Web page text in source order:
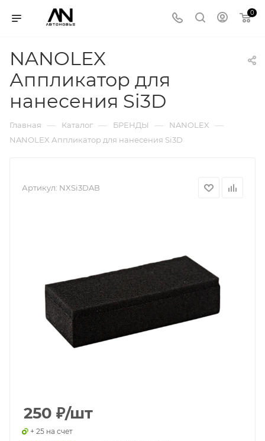
0
NANOLEX
Аппликатор для
нанесения Si3D
Главная — Каталог — БРЕНДЫ — NANOLEX —
NANOLEX Аппликатор для нанесения Si3D
Артикул: NXSi3DAB
250 ₽/шт
+ 25 на счет